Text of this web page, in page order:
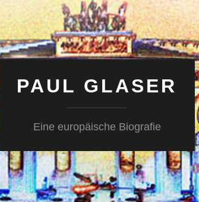
PAUL GLASER
Eine europäische Biografie